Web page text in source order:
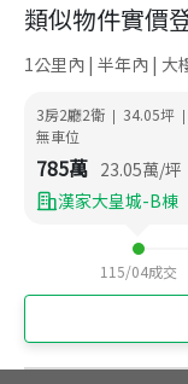
類似物件實價
1公里內 | 半年內 | 大
3房2廳2衛 | 34.05坪 |
無車位
785萬 23.05萬/坪
漢家大皇城-B棟
115/04成交